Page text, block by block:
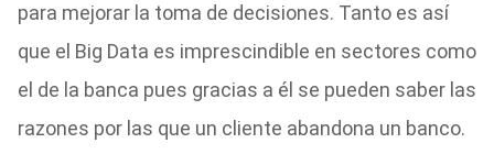
para mejorar la toma de decisiones. Tanto es así
que el Big Data es imprescindible en sectores como
el de la banca pues gracias a él se pueden saber las
razones por las que un cliente abandona un banco.